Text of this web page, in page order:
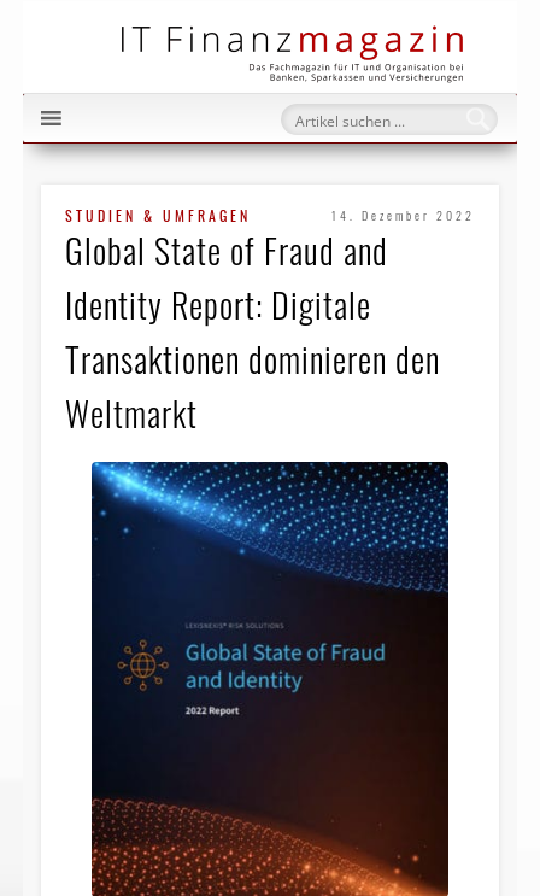
STUDIEN & UMFRAGEN 14. Dezember 2022
Global State of Fraud and
Identity Report: Digitale
Transaktionen dominieren den
Weltmarkt